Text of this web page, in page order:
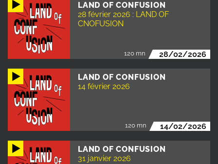
LAND OF CONFUSION
28 février 2026 : LAND OF
CNOFUSION
120 mn 28/02/2026
LAND OF CONFUSION
14 février 2026
120 mn 14/02/2026
LAND OF CONFUSION
31 janvier 2026